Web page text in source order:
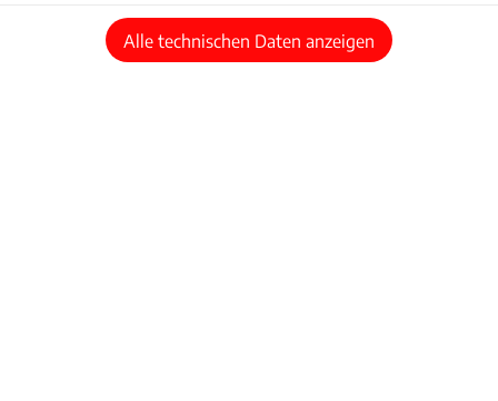
Alle technischen Daten anzeigen